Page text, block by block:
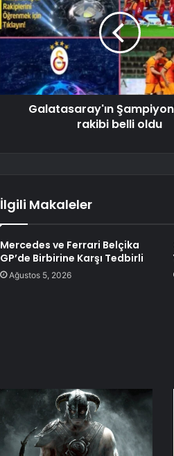
Galatasaray'ın
rakibi belli oldu
İlgili Makaleler
Mercedes ve Ferrari Belçika
GP’de Birbirine Karşı Tedbirli
Ağustos 5, 2026